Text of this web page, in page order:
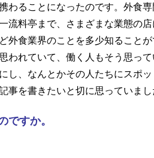
わることになったのです。外食
流料亭まで、さまざまな業態の
外食業界のことを多少知ること
われていて、働く人もそう思っ
し、なんとかその人たちにスポ
事を書きたいと切に思っていまし
ですか。